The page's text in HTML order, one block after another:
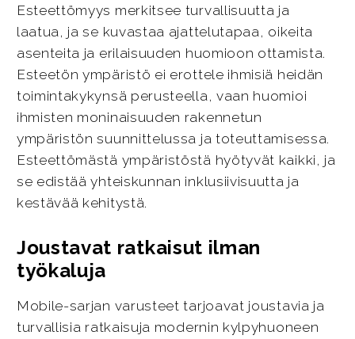
Esteettömyys merkitsee turvallisuutta ja
laatua, ja se kuvastaa ajattelutapaa, oikeita
asenteita ja erilaisuuden huomioon ottamista.
Esteetön ympäristö ei erottele ihmisiä heidän
toimintakykynsä perusteella, vaan huomioi
ihmisten moninaisuuden rakennetun
ympäristön suunnittelussa ja toteuttamisessa.
Esteettömästä ympäristöstä hyötyvät kaikki, ja
se edistää yhteiskunnan inklusiivisuutta ja
kestävää kehitystä.
Joustavat ratkaisut ilman
työkaluja
Mobile-sarjan varusteet tarjoavat joustavia ja
turvallisia ratkaisuja modernin kylpyhuoneen